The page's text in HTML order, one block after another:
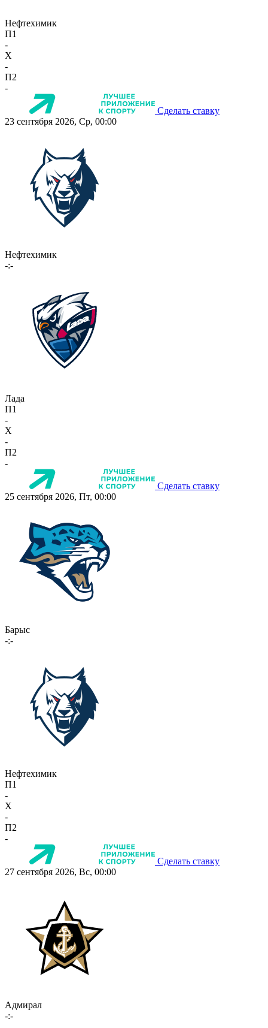
Нефтехимик
П1
-
X
-
П2
-
Сделать ставку
23 сентября 2026, Ср, 00:00
Нефтехимик
-:-
Лада
П1
-
X
-
П2
-
Сделать ставку
25 сентября 2026, Пт, 00:00
Барыс
-:-
Нефтехимик
П1
-
X
-
П2
-
Сделать ставку
27 сентября 2026, Вс, 00:00
Адмирал
-:-